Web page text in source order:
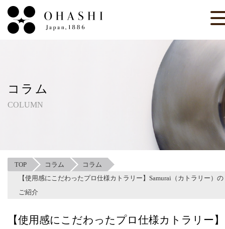
コラム
COLUMN
TOP コラム
コラム
【使用感にこだわったプロ仕様カトラリー】Samurai（カトラリー）の
ご紹介
【使用感にこだわったプロ仕様カトラリー】